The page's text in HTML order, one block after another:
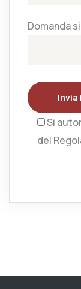
Domanda
Invia
Si
del